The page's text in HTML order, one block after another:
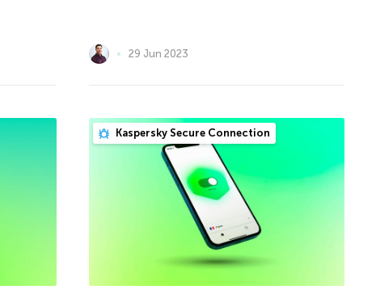
29 Jun 2023
Kaspersky Secure Connection